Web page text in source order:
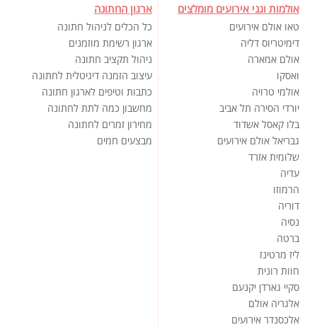
אולמות וגני אירועים מומלצים
טאו אולם אירועים
דימיטריוס דליה
אולם אמארה
ואסקו
אולמי טרויה
יורדי הסירה תל אביב
בלו קאסל אשדוד
גבריאל אולם אירועים
שלומית אזרד
עדיה
הרמוזו
דוריה
נסיה
ברטה
ליז מרטינז
חוות רונית
סקיי גארדן יקנעם
אלגריה אולם
אלכסנדר אירועים
ארגון החתונה
כל הכלים לניהול חתונה
ארגון רשימת מוזמנים
ניהול תקציב חתונה
עיצוב הזמנה דיגיטלית לחתונה
כתבות וטיפים לארגון חתונה
מחשבון כמה לתת לחתונה
מחירון זמרים לחתונה
מבצעים חמים